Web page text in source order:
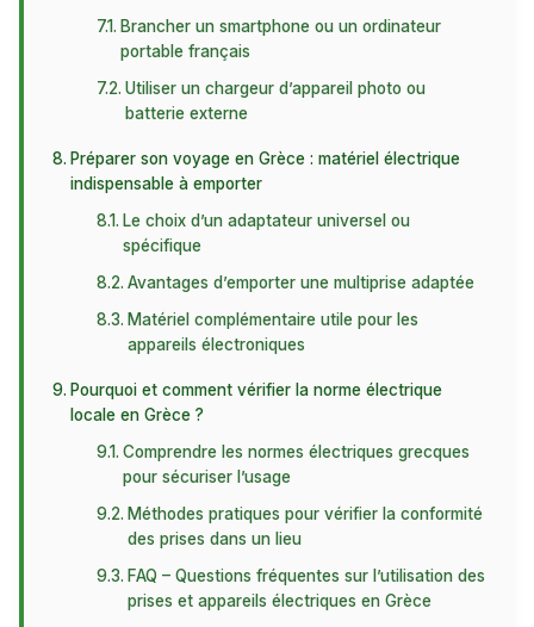
Brancher un smartphone ou un ordinateur
portable français
Utiliser un chargeur d’appareil photo ou
batterie externe
Préparer son voyage en Grèce : matériel électrique
indispensable à emporter
Le choix d’un adaptateur universel ou
spécifique
Avantages d’emporter une multiprise adaptée
Matériel complémentaire utile pour les
appareils électroniques
Pourquoi et comment vérifier la norme électrique
locale en Grèce ?
Comprendre les normes électriques grecques
pour sécuriser l’usage
Méthodes pratiques pour vérifier la conformité
des prises dans un lieu
FAQ – Questions fréquentes sur l’utilisation des
prises et appareils électriques en Grèce